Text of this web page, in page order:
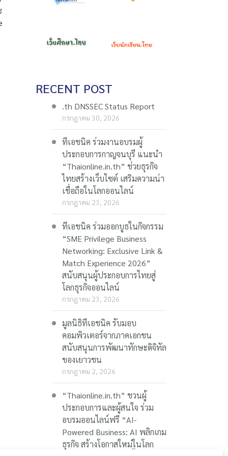
RECENT POST
.th DNSSEC Status Report
กรกฎาคม 30, 2026
ทีเอชนิค ร่วมงานอบรมผู้
ประกอบการกาญจนบุรี แนะนำ
“Thaionline.in.th” ช่วยธุรกิจ
ไทยสร้างเว็บไซต์ เสริมความน่า
เชื่อถือในโลกออนไลน์
กรกฎาคม 23, 2026
ทีเอชนิค ร่วมออกบูธในกิจกรรม
“SME Privilege Business
Networking: Exclusive Link &
Match Experience 2026”
สนับสนุนผู้ประกอบการไทยสู่
โลกธุรกิจออนไลน์
กรกฎาคม 23, 2026
มูลนิธิทีเอชนิค รับมอบ
คอมพิวเตอร์จากภาคเอกชน
สนับสนุนการพัฒนาทักษะดิจิทัล
ของเยาวชน
กรกฎาคม 2, 2026
“Thaionline.in.th” ชวนผู้
ประกอบการและผู้สนใจ ร่วม
อบรมออนไลน์ฟรี “AI-
Powered Business: AI พลิกเกม
ธุรกิจ สร้างโอกาสใหม่ในโลก